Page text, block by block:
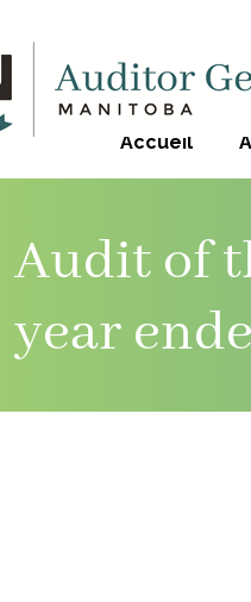
Accueil
Audit of
year